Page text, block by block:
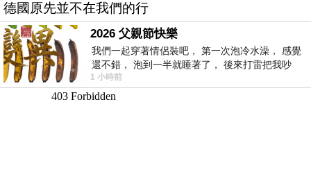
德國原先並不在我們的行
2026 父親節快樂
我們一起穿著情侶裝吧， 第一次泡冷水澡， 感覺
還不錯， 泡到一半就睡著了， 後來打雷把我吵
醒， 手
1 小時前